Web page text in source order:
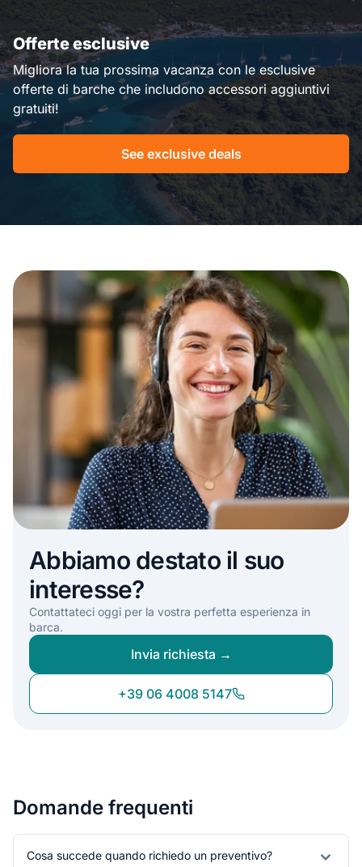
Offerte esclusive
Migliora la tua prossima vacanza con le esclusive
offerte di barche che includono accessori aggiuntivi
gratuiti!
See exclusive deals
Abbiamo destato il suo
interesse?
Contattateci oggi per la vostra perfetta esperienza in
barca.
Invia richiesta →
+39 06 4008 5147
Domande frequenti
Cosa succede quando richiedo un preventivo?